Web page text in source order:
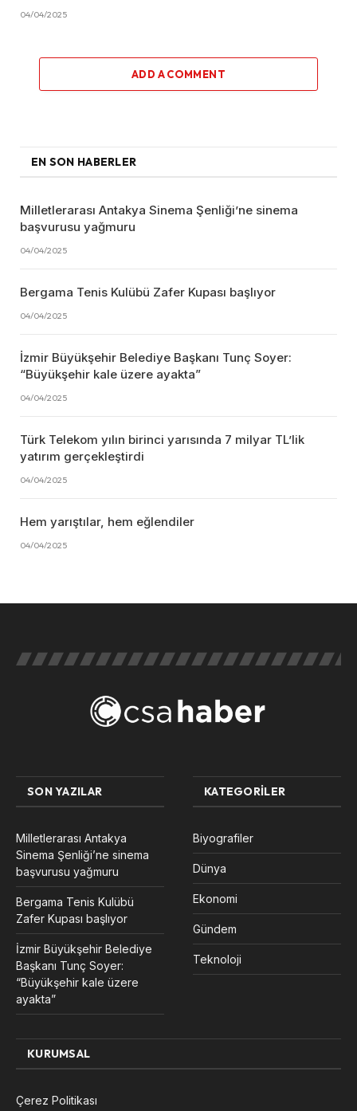
04/04/2025
ADD A COMMENT
EN SON HABERLER
Milletlerarası Antakya Sinema Şenliği’ne sinema
başvurusu yağmuru
04/04/2025
Bergama Tenis Kulübü Zafer Kupası başlıyor
04/04/2025
İzmir Büyükşehir Belediye Başkanı Tunç Soyer:
“Büyükşehir kale üzere ayakta”
04/04/2025
Türk Telekom yılın birinci yarısında 7 milyar TL’lik
yatırım gerçekleştirdi
04/04/2025
Hem yarıştılar, hem eğlendiler
04/04/2025
SON YAZILAR
Milletlerarası Antakya
Sinema Şenliği’ne sinema
başvurusu yağmuru
Bergama Tenis Kulübü
Zafer Kupası başlıyor
İzmir Büyükşehir Belediye
Başkanı Tunç Soyer:
“Büyükşehir kale üzere
ayakta”
KATEGORILER
Biyografiler
Dünya
Ekonomi
Gündem
Teknoloji
KURUMSAL
Çerez Politikası